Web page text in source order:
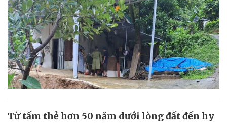
Từ tấm thẻ hơn 50 năm dưới lòng đất đến hy